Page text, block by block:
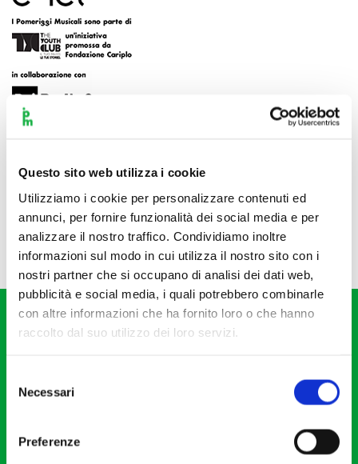
Questo sito web utilizza i cookie
Utilizziamo i cookie per personalizzare contenuti ed
annunci, per fornire funzionalità dei social media e per
analizzare il nostro traffico. Condividiamo inoltre
informazioni sul modo in cui utilizza il nostro sito con i
nostri partner che si occupano di analisi dei dati web,
pubblicità e social media, i quali potrebbero combinarle
con altre informazioni che ha fornito loro o che hanno
raccolto dal suo utilizzo dei loro servizi.
delNecessari
Preferenze
20121 Milano